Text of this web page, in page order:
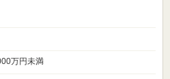
万円未満